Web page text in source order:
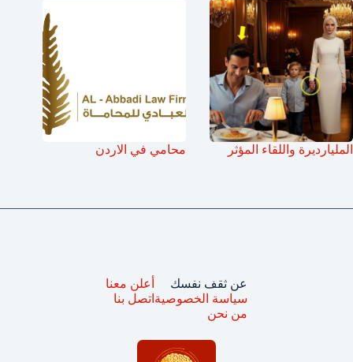
المليارديرة واللقاء المؤثر محامي في الاردن
عن ثقف نفسك
سياسة الخصوصية
من نحن
أعلن معنا
اتصل بنا